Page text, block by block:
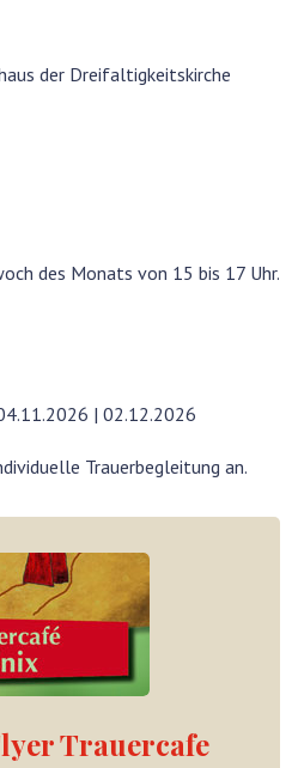
der Dreifaltigkeitskirche
des Monats von 15 bis 17 Uhr.
| 02.12.2026
Trauerbegleitung an.
Trauercafe